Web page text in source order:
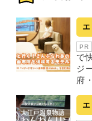
PR
で
ジ
府